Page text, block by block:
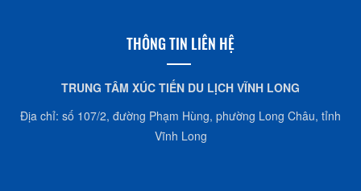
THÔNG TIN LIÊN HỆ
TRUNG TÂM XÚC TIẾN DU LỊCH VĨNH LONG
Địa chỉ: số 107/2, đường Phạm Hùng, phường Long Châu, tỉnh
Vĩnh Long